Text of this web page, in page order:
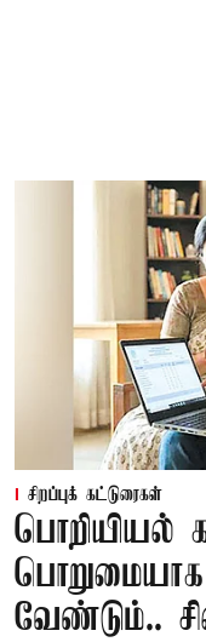
சிறப்புக் கட்டுரைகள்
பொறியியல்
பொறுமையாக
வேண்டும்..